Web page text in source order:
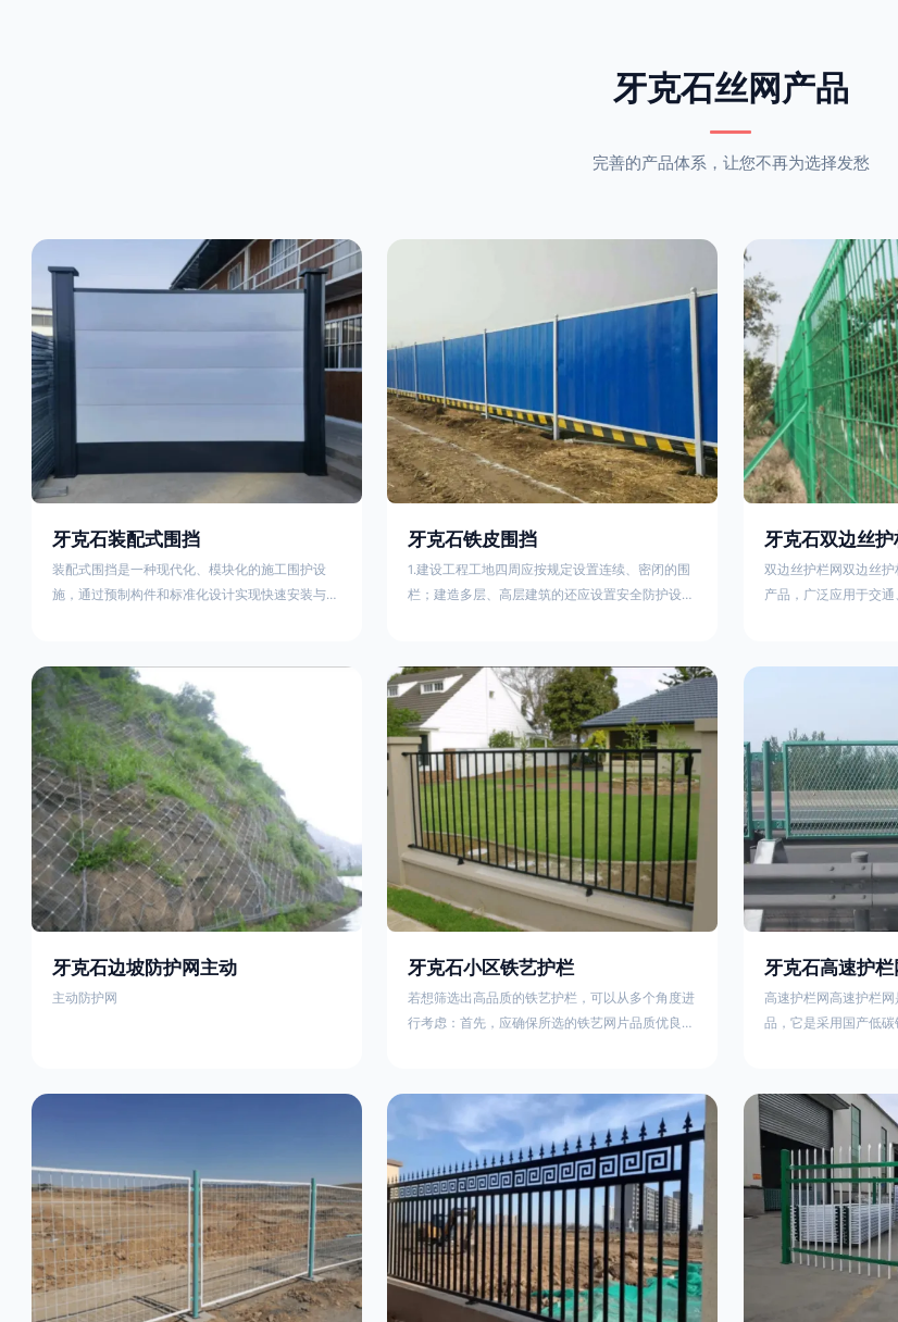
牙克石丝网产品
完善的产品体系，让您不再为选择发愁
牙克石装配式围挡
装配式围挡是一种现代化、模块化的施工围护设
施，通过预制构件和标准化设计实现快速安装与重
管立柱）与镀锌钢板、彩钢板等面板组合而成，通
过斜拉撑、横撑加强筋等部件增强整体稳定性立柱
规格：通常为100×100mm或120×120mm方管，壁
厚2.5-3.0mm；面板采用0.5-0.9mm镀锌板轧折成
型连接方式：采用C型
牙克石铁皮围挡
1.建设工程工地四周应按规定设置连续、密闭的围
栏；建造多层、高层建筑的还应设置安全防护设
在其他路段设置的围栏，其高度不得低于1.8m。2.
围档使用的材料应保证围栏稳固、整洁、美观。市
政工程项目工地，可按工程进度分段设置围栏或按
规定使用统一的连续性护栏设施。施工单位不得在
工地围栏外堆放建筑材料、垃圾和工程渣土。在
牙克石双边丝护
双边丝护栏网双边丝
产品，广泛应用于交
及技术规范进行综合
接或编织形成网格结
纵向钢丝（双边丝），
面通常采用镀锌、喷
性
牙克石边坡防护网主动
主动防护网
牙克石小区铁艺护栏
若想筛选出高品质的铁艺护栏，可以从多个角度进
行考虑：首先，应确保所选的铁艺网片品质优良，
好的制造机器之间的熟练程度。其次，选择耐用的
锻造铁艺产品，这类铁艺护栏比普通钢管护栏要坚
固许多，且外观更加美观、有层次。此外，还应注
重立柱与框架的选择，例如角钢或圆钢的选用应根
据不同部位的需求来定，以确保整体结构的稳固
性。17631598285
牙克石高速护栏
高速护栏网高速护栏
品，它是采用国产低碳
其作用是防止对面车
的安全性。另一种是高
用是防止车辆失控冲
的安全 。双边丝高速
采用冷拔低碳钢丝焊